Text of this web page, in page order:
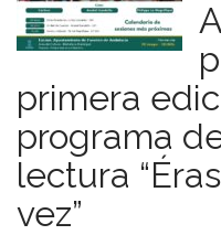
primera
programa
lectura
vez”